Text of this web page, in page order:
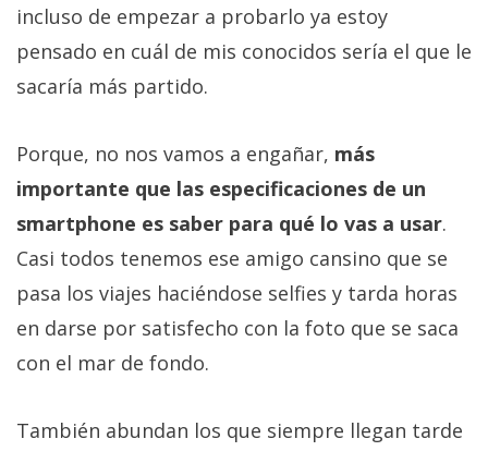
incluso de empezar a probarlo ya estoy
pensado en cuál de mis conocidos sería el que le
sacaría más partido.
Porque, no nos vamos a engañar, más
importante que las especificaciones de un
smartphone es saber para qué lo vas a usar.
Casi todos tenemos ese amigo cansino que se
pasa los viajes haciéndose selfies y tarda horas
en darse por satisfecho con la foto que se saca
con el mar de fondo.
También abundan los que siempre llegan tarde